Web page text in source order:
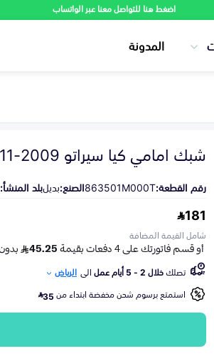
اضغط هنا للتواصل معنا عبر الواتساب
المدونة
شبك امامي كيا سيراتو 2009-2011
رقم القطعة:863501M000Tالصنع:بديلبلد المنشأ:
181
شامل القيمة المضافة
تصلكخلال 2 - 5 أيام عمل الى الرياض
استمتع برسوم شحن مخفضة ابتداء من35